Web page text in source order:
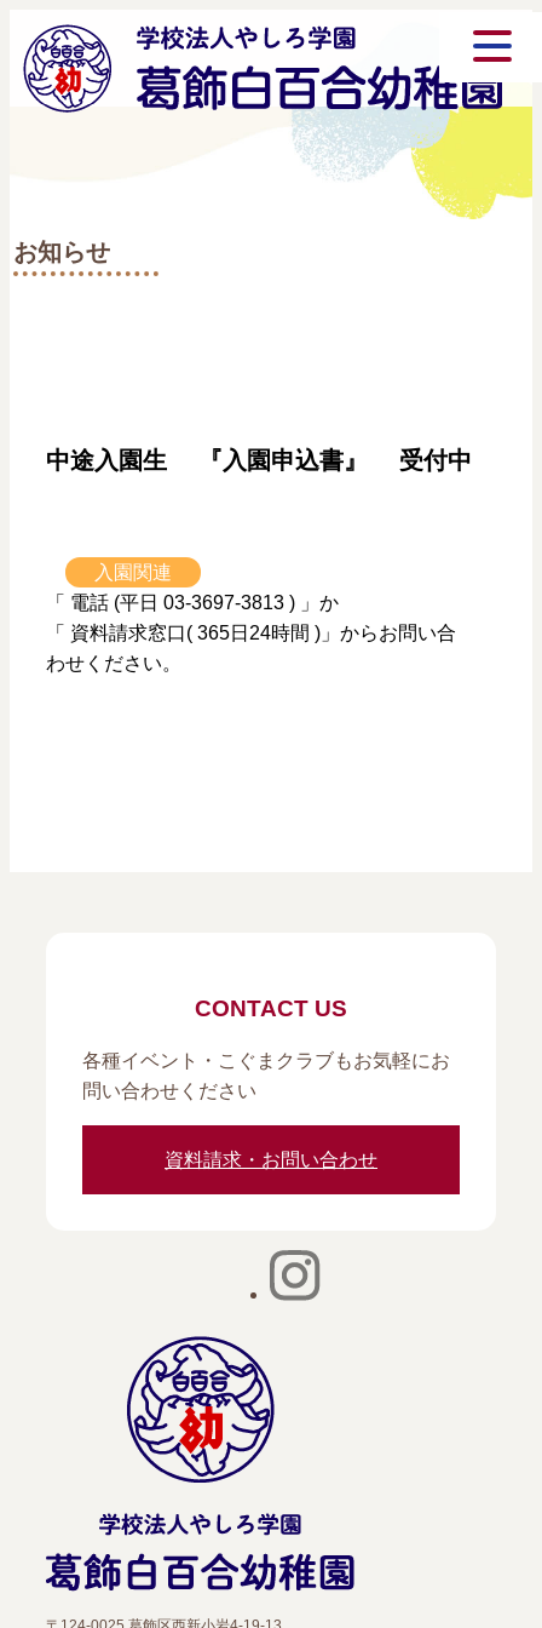
お知らせ
中途入園生 『入園申込書』 受付中
入園関連
「 電話 (平日 03-3697-3813 ) 」か
「 資料請求窓口( 365日24時間 )」からお問い合
わせください。
CONTACT US
各種イベント・こぐまクラブもお気軽にお
問い合わせください
資料請求・お問い合わせ